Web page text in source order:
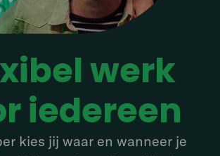
werk
iedereen
kies jij waar en wanneer je